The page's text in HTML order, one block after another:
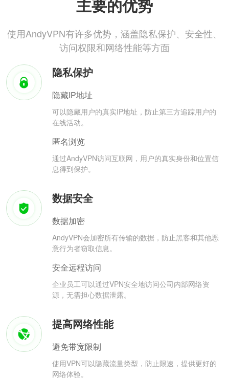
主要的优势
使用AndyVPN有许多优势，涵盖隐私保护、安全性、
访问权限和网络性能等方面
隐私保护
隐藏IP地址
可以隐藏用户的真实IP地址，防止第三方追踪用户的
在线活动。
匿名浏览
通过AndyVPN访问互联网，用户的真实身份和位置信
息得到保护。
数据安全
数据加密
AndyVPN会加密所有传输的数据，防止黑客和其他恶
意行为者窃取信息。
安全远程访问
企业员工可以通过VPN安全地访问公司内部网络资
源，无需担心数据泄露。
提高网络性能
避免带宽限制
使用VPN可以隐藏流量类型，防止限速，提供更好的
网络体验。